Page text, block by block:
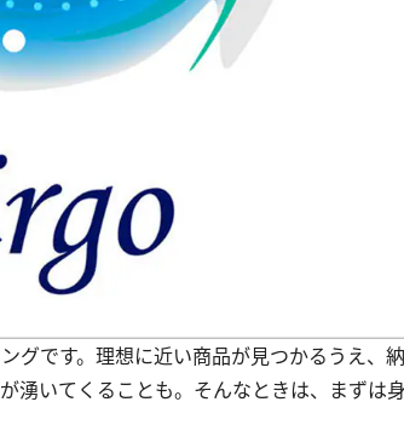
です。理想に近い商品が見つかるうえ、
湧いてくることも。そんなときは、まずは